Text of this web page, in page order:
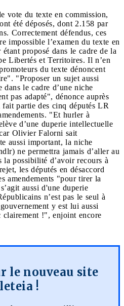
vote du texte en commission,
été déposés, dont 2.158 par
Correctement défendus, ces
impossible l’examen du texte en
proposé dans le cadre de la
Libertés et Territoires. Il n’en
du texte dénoncent
"Proposer un sujet aussi
dans le cadre d’une niche
pas adapté", dénonce auprès
partie des cinq députés LR
"Et hurler à
d’une duperie intellectuelle
Olivier Falorni sait
aussi important, la niche
ne permettra jamais d’aller au
possibilité d’avoir recours à
les députés en désaccord
amendements "pour tirer la
aussi d'une duperie
n’est pas le seul à
y est lui aussi
clairement !", enjoint encore
le nouveau site
!